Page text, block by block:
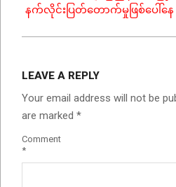
နက်လိုင်းပြတ်တောက်မှုဖြစ်ပေါ်နေ
LEAVE A REPLY
Your email address will not be
are marked *
Comment
*